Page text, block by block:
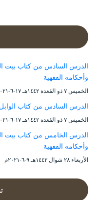
الدرس السادس من كتاب بيت
وأحكامه الفقهية
الخميس ۷ ذو القعدة ۱٤٤۲هـ ۱۷-٦-۲۰۲۱م
الدرس السادس من كتاب
الخميس ۷ ذو القعدة ۱٤٤۲هـ ۱۷-٦-۲۰۲۱م
الدرس الخامس من كتاب بيت
وأحكامه الفقهية
الأربعاء ۲۸ شوال ۱٤٤۲هـ ۹-٦-۲۰۲۱م